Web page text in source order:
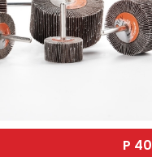
P 40